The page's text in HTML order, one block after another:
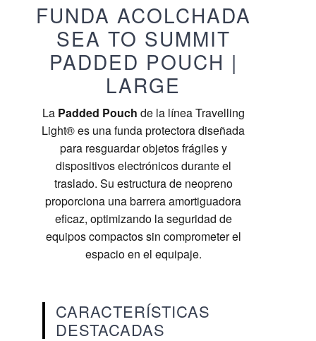
FUNDA ACOLCHADA
SEA TO SUMMIT
PADDED POUCH |
LARGE
La Padded Pouch de la línea Travelling
Light® es una funda protectora diseñada
para resguardar objetos frágiles y
dispositivos electrónicos durante el
traslado. Su estructura de neopreno
proporciona una barrera amortiguadora
eficaz, optimizando la seguridad de
equipos compactos sin comprometer el
espacio en el equipaje.
CARACTERÍSTICAS
DESTACADAS